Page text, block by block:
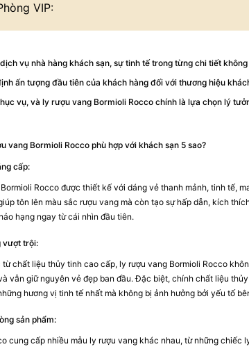
VIP:
vụ nhà hàng khách sạn, sự tinh tế trong từng chi tiết
ấn tượng đầu tiên của khách hàng đối với thương hiệu
vụ, và ly rượu vang Bormioli Rocco chính là lựa chọn lý
vang Bormioli Rocco phù hợp với khách sạn 5 sao?
cấp:
Rocco được thiết kế với dáng vẻ thanh mảnh, tinh tế,
tôn lên màu sắc rượu vang mà còn tạo sự hấp dẫn, kích
hạng ngay từ cái nhìn đầu tiên.
vượt trội:
chất liệu thủy tinh cao cấp, ly rượu vang Bormioli Rocco
vẫn giữ nguyên vẻ đẹp ban đầu. Đặc biệt, chính chất liệu
hương vị tinh tế nhất mà không bị ảnh hưởng bởi yếu tố
sản phẩm:
cung cấp nhiều mẫu ly rượu vang khác nhau, từ những